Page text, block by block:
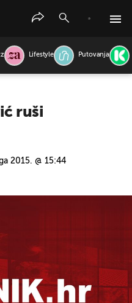
Lifestyle Putovanja
ruši
2015. @ 15:44